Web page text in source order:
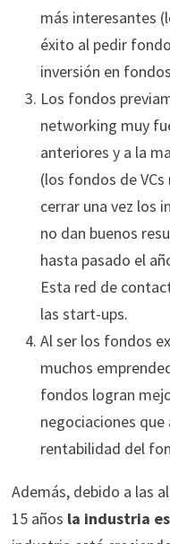
más interesantes
éxito al pedir
inversión en
Los fondos
networking muy
anteriores y a la
(los fondos de
cerrar una vez los
no dan buenos
hasta pasado el
Esta red de
las start-ups.
Al ser los fondos
muchos
fondos logran
negociaciones
rentabilidad del
Además, debido a las
15 años la industria